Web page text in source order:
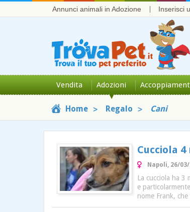
Annunci animali in Adozione Inserisci
Vendita Adozioni
Home Regalo Cani
Cucciola
Napoli, 26/
La cucciola ha
e
nome Frank,